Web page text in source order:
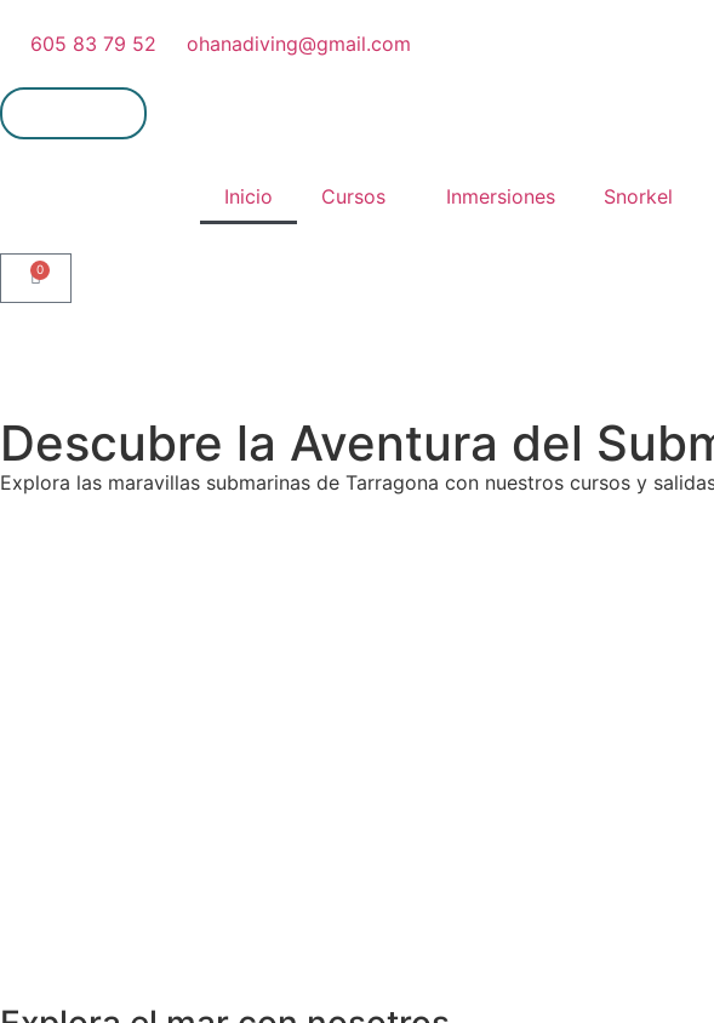
605 83 79 52 ohanadiving@gmail.com
Inicio Cursos Inmersiones Snorkel
0
Descubre la Aventura del
Explora las maravillas submarinas de Tarragona con nuestros cursos y